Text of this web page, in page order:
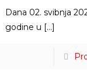
Dana 02. svibnja
godine u […]